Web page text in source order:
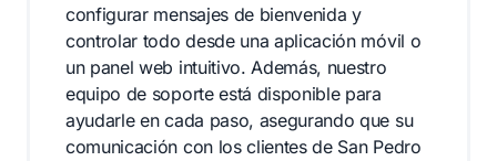
configurar mensajes de bienvenida y
controlar todo desde una aplicación móvil o
un panel web intuitivo. Además, nuestro
equipo de soporte está disponible para
ayudarle en cada paso, asegurando que su
comunicación con los clientes de San Pedro